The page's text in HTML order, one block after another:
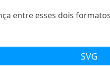
entre esses dois
SVG